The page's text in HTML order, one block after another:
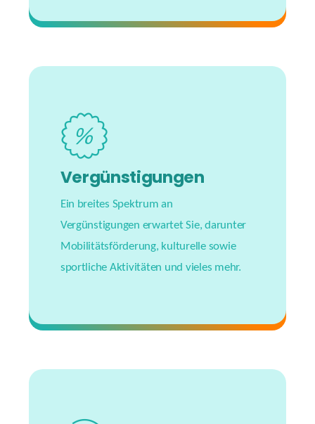
Vergünstigungen
Ein breites Spektrum an
Vergünstigungen erwartet Sie, darunter
Mobilitätsförderung, kulturelle sowie
sportliche Aktivitäten und vieles mehr.